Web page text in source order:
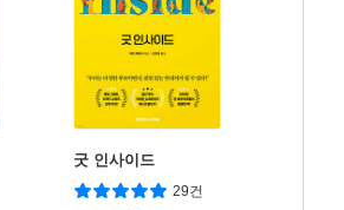
굿 인사이드
29건